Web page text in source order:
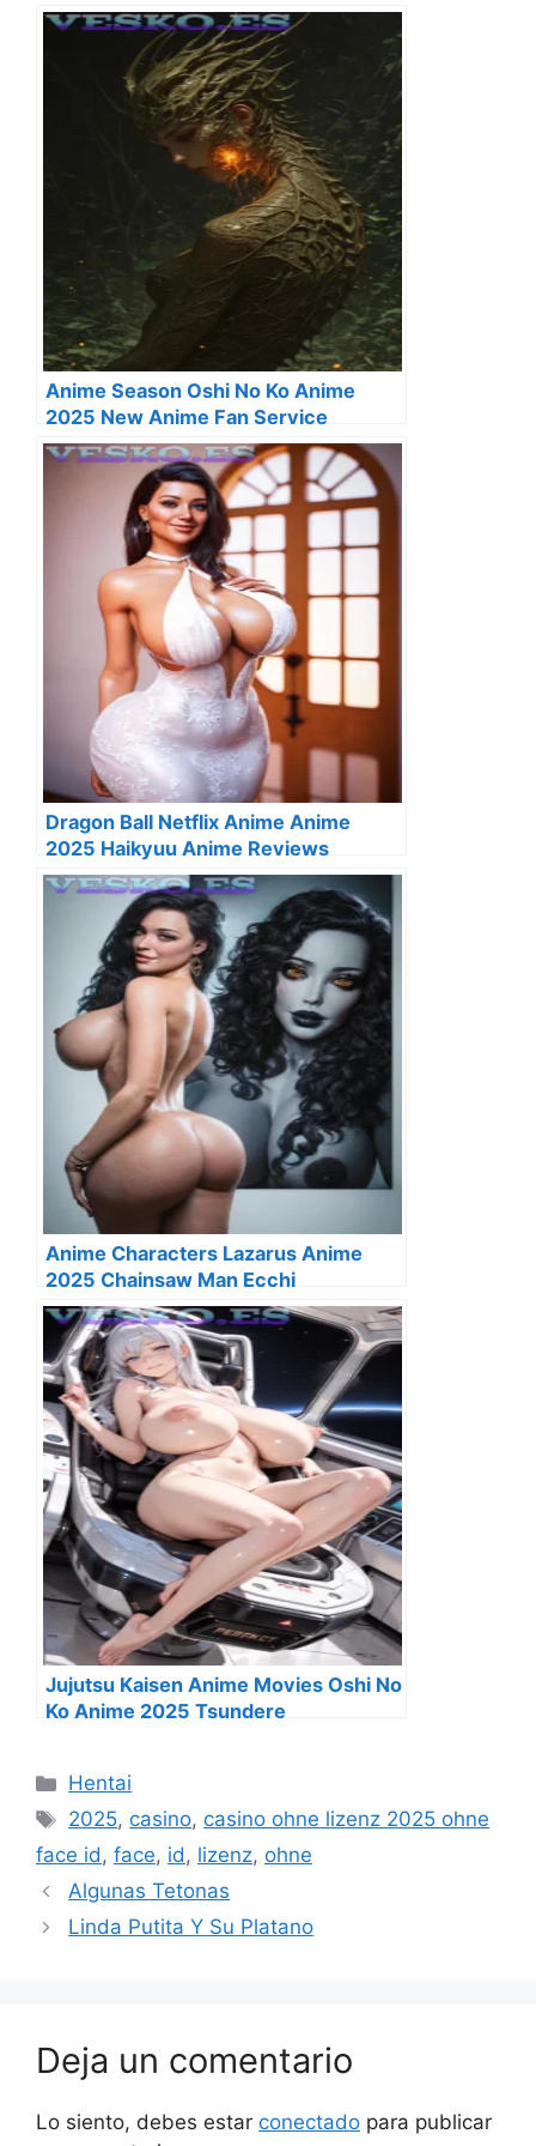
Anime Season Oshi No Ko Anime
2025 New Anime Fan Service
Dragon Ball Netflix Anime Anime
2025 Haikyuu Anime Reviews
Anime Characters Lazarus Anime
2025 Chainsaw Man Ecchi
Jujutsu Kaisen Anime Movies Oshi No
Ko Anime 2025 Tsundere
Categorías
Hentai
Etiquetas
2025, casino, casino ohne lizenz 2025 ohne
face id, face, id, lizenz, ohne
Algunas Tetonas
Linda Putita Y Su Platano
Deja un comentario
Lo siento, debes estar conectado para publicar